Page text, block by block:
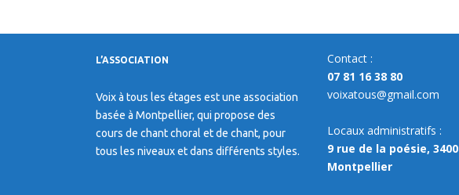
L’ASSOCIATION
Voix à tous les étages est une association
basée à Montpellier, qui propose des
cours de chant choral et de chant, pour
tous les niveaux et dans différents styles.
Contact :
07 81 16 38 80
voixatous@gmail.com
Locaux administratifs :
9 rue de la poésie,
Montpellier